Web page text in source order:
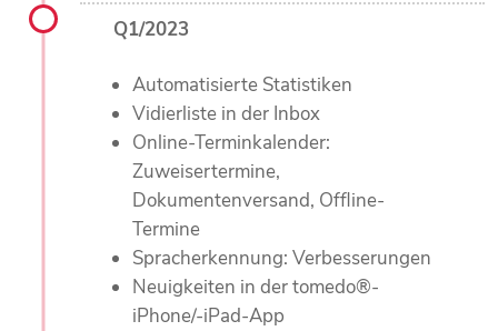
Q1/2023
Automatisierte Statistiken
Vidierliste in der Inbox
Online-Terminkalender:
Zuweisertermine,
Dokumentenversand, Offline-
Termine
Spracherkennung: Verbesserungen
Neuigkeiten in der tomedo®-
iPhone/-iPad-App